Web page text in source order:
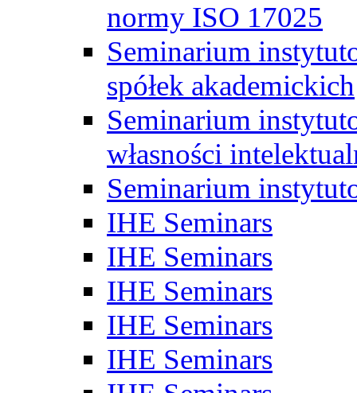
normy ISO 17025
Seminarium
spółek akademickich
Seminarium
własności
Seminarium
IHE Seminars
IHE Seminars
IHE Seminars
IHE Seminars
IHE Seminars